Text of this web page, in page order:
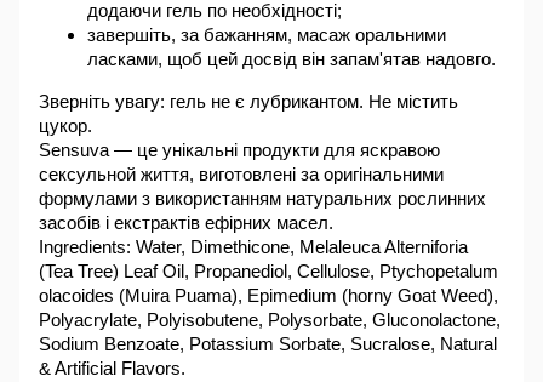
додаючи гель по необхідності;
завершіть, за бажанням, масаж оральними
ласками, щоб цей досвід він запам'ятав надовго.
Зверніть увагу: гель не є лубрикантом. Не містить
цукор.
Sensuva — це унікальні продукти для яскравою
сексульной життя, виготовлені за оригінальними
формулами з використанням натуральних рослинних
засобів і екстрактів ефірних масел.
Ingredients: Water, Dimethicone, Melaleuca Alterniforia
(Tea Tree) Leaf Oil, Propanediol, Cellulose, Ptychopetalum
olacoides (Muira Puama), Epimedium (horny Goat Weed),
Polyacrylate, Polyisobutene, Polysorbate, Gluconolactone,
Sodium Benzoate, Potassium Sorbate, Sucralose, Natural
& Artificial Flavors.